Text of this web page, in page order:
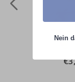
Nein